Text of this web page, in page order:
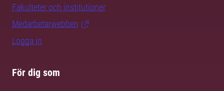
Fakulteter och institutioner
Medarbetarwebben
Logga in
För dig som